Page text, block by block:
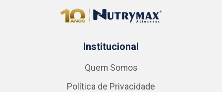
Institucional
Quem Somos
Política de Privacidade